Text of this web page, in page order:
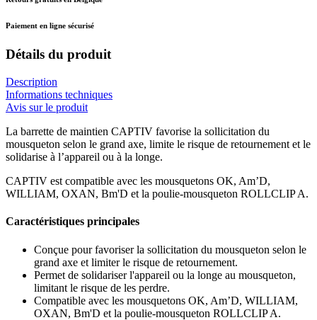
Paiement en ligne sécurisé
Détails du produit
Description
Informations techniques
Avis sur le produit
La barrette de maintien CAPTIV favorise la sollicitation du
mousqueton selon le grand axe, limite le risque de retournement et le
solidarise à l’appareil ou à la longe.
CAPTIV est compatible avec les mousquetons OK, Am’D,
WILLIAM, OXAN, Bm'D et la poulie-mousqueton ROLLCLIP A.
Caractéristiques principales
Conçue pour favoriser la sollicitation du mousqueton selon le
grand axe et limiter le risque de retournement.
Permet de solidariser l'appareil ou la longe au mousqueton,
limitant le risque de les perdre.
Compatible avec les mousquetons OK, Am’D, WILLIAM,
OXAN, Bm'D et la poulie-mousqueton ROLLCLIP A.